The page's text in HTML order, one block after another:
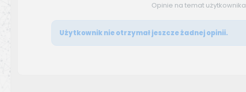
Opinie na temat użytkownika
Użytkownik nie otrzymał jeszcze żadnej opinii.